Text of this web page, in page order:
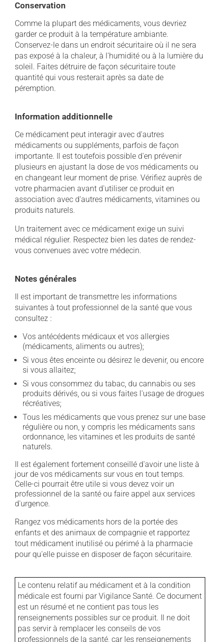
Conservation
Comme la plupart des médicaments, vous devriez
garder ce produit à la température ambiante.
Conservez-le dans un endroit sécuritaire où il ne sera
pas exposé à la chaleur, à l'humidité ou à la lumière du
soleil. Faites détruire de façon sécuritaire toute
quantité qui vous resterait après sa date de
péremption.
Information additionnelle
Ce médicament peut interagir avec d'autres
médicaments ou suppléments, parfois de façon
importante. Il est toutefois possible d'en prévenir
plusieurs en ajustant la dose de vos médicaments ou
en changeant leur moment de prise. Vérifiez auprès de
votre pharmacien avant d'utiliser ce produit en
association avec d'autres médicaments, vitamines ou
produits naturels.
Un traitement avec ce médicament exige un suivi
médical régulier. Respectez bien les dates de rendez-
vous convenues avec votre médecin.
Notes générales
Il est important de transmettre les informations
suivantes à tout professionnel de la santé que vous
consultez :
Vos antécédents médicaux et vos allergies
(médicaments, aliments ou autres);
Si vous êtes enceinte ou désirez le devenir, ou encore
si vous allaitez;
Si vous consommez du tabac, du cannabis ou ses
produits dérivés, ou si vous faites l'usage de drogues
récréatives;
Tous les médicaments que vous prenez sur une base
régulière ou non, y compris les médicaments sans
ordonnance, les vitamines et les produits de santé
naturels.
Il est également fortement conseillé d'avoir une liste à
jour de vos médicaments sur vous en tout temps.
Celle-ci pourrait être utile si vous devez voir un
professionnel de la santé ou faire appel aux services
d'urgence.
Rangez vos médicaments hors de la portée des
enfants et des animaux de compagnie et rapportez
tout médicament inutilisé ou périmé à la pharmacie
pour qu'elle puisse en disposer de façon sécuritaire.
Le contenu relatif au médicament et à la condition
médicale est fourni par Vigilance Santé. Ce document
est un résumé et ne contient pas tous les
renseignements possibles sur ce produit. Il ne doit
pas servir à remplacer les conseils de vos
professionnels de la santé, car les renseignements